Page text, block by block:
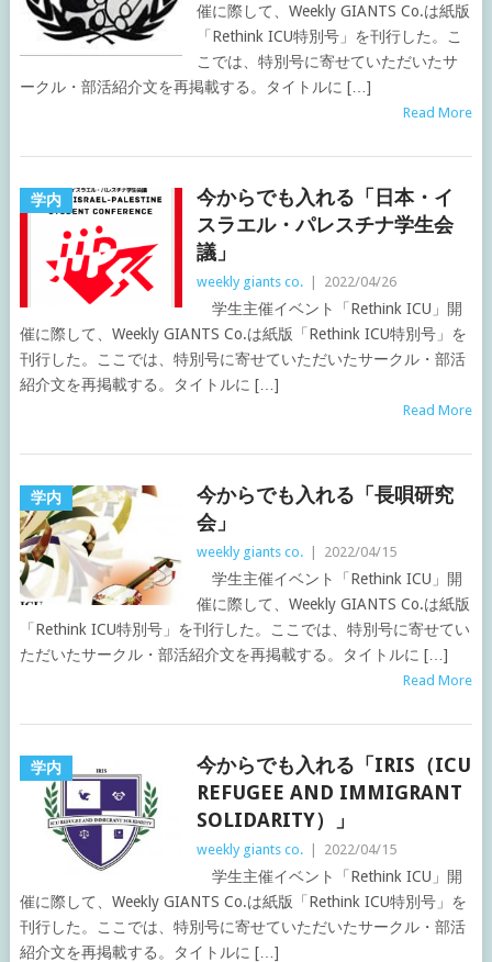
催に際して、Weekly GIANTS Co.は紙版
「Rethink ICU特別号」を刊行した。こ
こでは、特別号に寄せていただいたサ
ークル・部活紹介文を再掲載する。タイトルに […]
Read More
学内
今からでも入れる「日本・イ
スラエル・パレスチナ学生会
議」
weekly giants co. 2022/04/26
学生主催イベント「Rethink ICU」開
催に際して、Weekly GIANTS Co.は紙版「Rethink ICU特別号」を
刊行した。ここでは、特別号に寄せていただいたサークル・部活
紹介文を再掲載する。タイトルに […]
Read More
学内
今からでも入れる「長唄研究
会」
weekly giants co. 2022/04/15
学生主催イベント「Rethink ICU」開
催に際して、Weekly GIANTS Co.は紙版
「Rethink ICU特別号」を刊行した。ここでは、特別号に寄せてい
ただいたサークル・部活紹介文を再掲載する。タイトルに […]
Read More
学内
今からでも入れる「IRIS（ICU
REFUGEE AND IMMIGRANT
SOLIDARITY）」
weekly giants co. 2022/04/15
学生主催イベント「Rethink ICU」開
催に際して、Weekly GIANTS Co.は紙版「Rethink ICU特別号」を
刊行した。ここでは、特別号に寄せていただいたサークル・部活
紹介文を再掲載する。タイトルに […]